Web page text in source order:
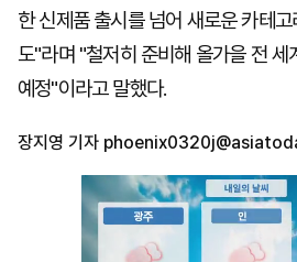
한 신제품 출시를 넘어 새로운 카테고
도"라며 "철저히 준비해 올가을 전 세
예정"이라고 말했다.
장지영 기자